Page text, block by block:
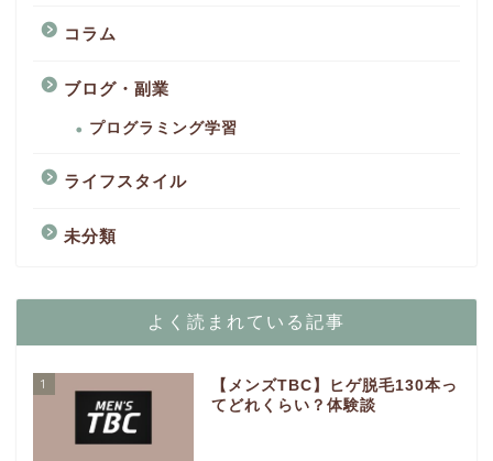
コラム
ブログ・副業
プログラミング学習
ライフスタイル
未分類
よく読まれている記事
1
【メンズTBC】ヒゲ脱毛130本っ
てどれくらい？体験談